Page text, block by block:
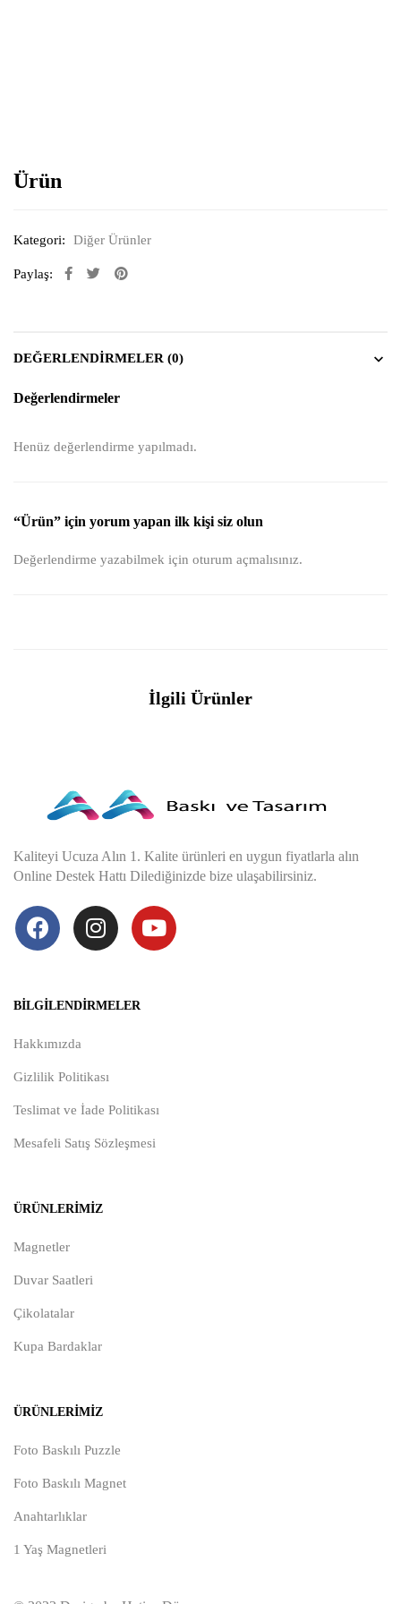
Ürün
Kategori: Diğer Ürünler
Paylaş:
DEĞERLENDIRMELER (0)
Değerlendirmeler
Henüz değerlendirme yapılmadı.
“Ürün” için yorum yapan ilk kişi siz olun
Değerlendirme yazabilmek için oturum açmalısınız.
İlgili Ürünler
Kaliteyi Ucuza Alın 1. Kalite ürünleri en uygun fiyatlarla alın
Online Destek Hattı Dilediğinizde bize ulaşabilirsiniz.
BILGILENDIRMELER
Hakkımızda
Gizlilik Politikası
Teslimat ve İade Politikası
Mesafeli Satış Sözleşmesi
ÜRÜNLERIMIZ
Magnetler
Duvar Saatleri
Çikolatalar
Kupa Bardaklar
ÜRÜNLERIMIZ
Foto Baskılı Puzzle
Foto Baskılı Magnet
Anahtarlıklar
1 Yaş Magnetleri